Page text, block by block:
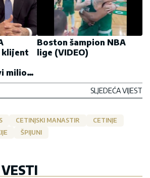
klijent
milion
Boston šampion NBA
lige (VIDEO)
SLJEDEĆA VIJEST
CETINJSKI MANASTIR
CETINJE
ŠPIJUNI